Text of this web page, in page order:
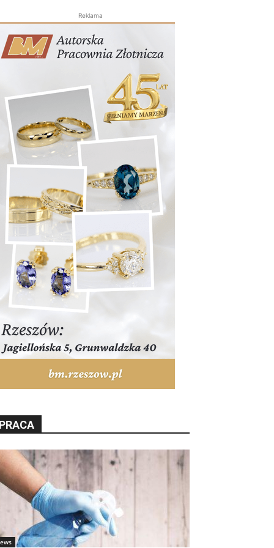
Reklama